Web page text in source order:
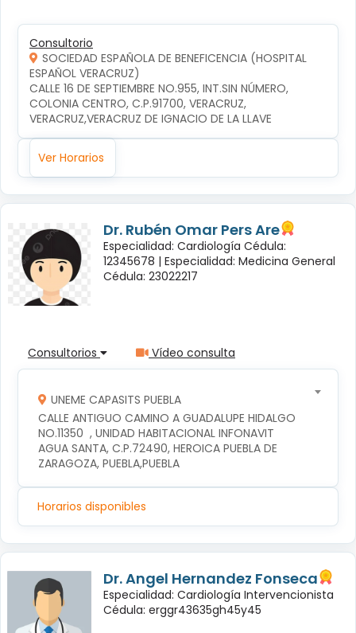
Consultorio
SOCIEDAD ESPAÑOLA DE BENEFICENCIA (HOSPITAL
ESPAÑOL VERACRUZ)
CALLE 16 DE SEPTIEMBRE NO.955, INT.SIN NÚMERO,
COLONIA CENTRO, C.P.91700, VERACRUZ,
VERACRUZ,VERACRUZ DE IGNACIO DE LA LLAVE
Ver Horarios
Dr. Rubén Omar Pers Are
Especialidad: Cardiología Cédula:
12345678 | Especialidad: Medicina General
Cédula: 23022217
Consultorios Vídeo consulta
UNEME CAPASITS PUEBLA
CALLE ANTIGUO CAMINO A GUADALUPE HIDALGO
NO.11350  , UNIDAD HABITACIONAL INFONAVIT
AGUA SANTA, C.P.72490, HEROICA PUEBLA DE
ZARAGOZA, PUEBLA,PUEBLA
Horarios disponibles
Dr. Angel Hernandez Fonseca
Especialidad: Cardiología Intervencionista
Cédula: erggr43635gh45y45